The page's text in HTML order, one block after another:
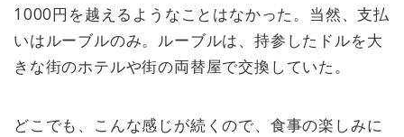
1000円を越えるようなことはなかった。当然、支払
いはルーブルのみ。ルーブルは、持参したドルを大
きな街のホテルや街の両替屋で交換していた。
どこでも、こんな感じが続くので、食事の楽しみに